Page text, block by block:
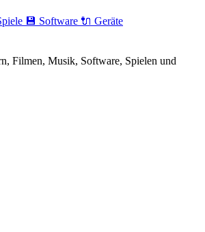
💾 Software 🔌 Geräte
Filmen, Musik, Software, Spielen und